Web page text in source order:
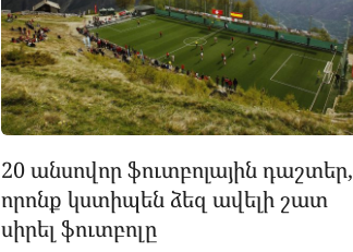
20 անսովոր ֆուտբոլային դաշտեր,
որոնք կստիպեն ձեզ ավելի շատ
սիրել ֆուտբոլը